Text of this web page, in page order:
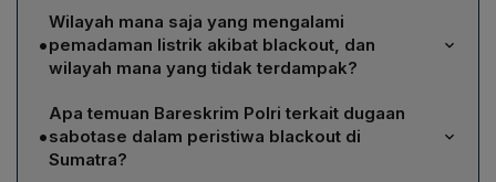
Menurut Yuliot Tanjung, blackout disebabkan oleh
jaringan transmisi yang tersambar petir di Jambi, yang
mengganggu kestabilan sistem kelistrikan Sumatra.
Edwin Nugraha Putra menambahkan bahwa hujan lebat,
petir, dan angin kencang memicu fenomena "power
swing" pada jalur 275 kV New Aur‑Duri, yang kemudian
mengakibatkan "trip" sebagai mekanisme keamanan
•
Wilayah mana saja yang mengalami
pemadaman listrik akibat blackout, dan
wilayah mana yang tidak terdampak?
Bareskrim Polri menyatakan tidak ada pemadaman di
Lampung dan sebagian besar Palembang. Namun,
pelanggan di Jambi, Riau, Sumatera Barat, Sumatera
•
Apa temuan Bareskrim Polri terkait dugaan
sabotase dalam peristiwa blackout di
Sumatra?